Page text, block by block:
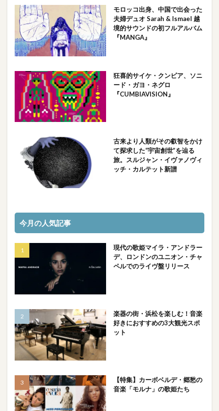
モロッコ出身、中国で出会った
夫婦デュオ Sarah & Ismael 越
境的サウンドの初フルアルバム
『MANGA』
狂喜的サイケ・クンビア、ソニ
ード・ガヨ・ネグロ
『CUMBIAVISION』
古来より人類がその叡智をかけ
て探求した“宇宙創世”を辿る
旅。スルジャン・イヴァノヴィ
ッチ・カルテット新譜
今月の人気記事
現代の歌姫マイラ・アンドラー
デ、ロンドンのユニオン・チャ
ペルでのライヴ盤リリース
楽器の街・浜松を楽しむ！音楽
好きにおすすめの3大観光スポ
ット
【特集】カーボベルデ・郷愁の
音楽「モルナ」の歌姫たち